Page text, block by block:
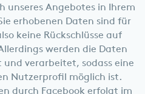
unseres Angebotes in Ihrem
erhobenen Daten sind für
keine Rückschlüsse auf
werden die Daten
und verarbeitet, sodass eine
Nutzerprofil möglich ist.
durch Facebook erfolgt im